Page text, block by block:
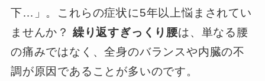
下…」。これらの症状に5年以上悩まされてい
ませんか？ 繰り返すぎっくり腰は、単なる腰
の痛みではなく、全身のバランスや内臓の不
調が原因であることが多いのです。